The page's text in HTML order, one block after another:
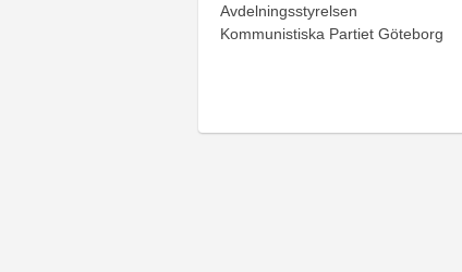
Avdelningsstyrelsen
Kommunistiska Partiet Göteborg